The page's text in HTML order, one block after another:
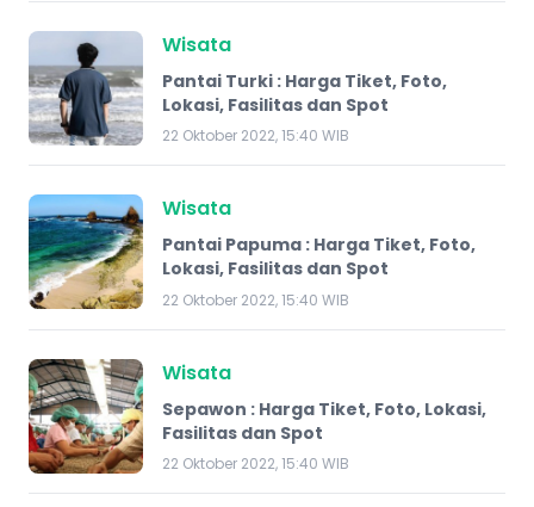
Wisata
Pantai Turki : Harga Tiket, Foto,
Lokasi, Fasilitas dan Spot
22 Oktober 2022, 15:40 WIB
Wisata
Pantai Papuma : Harga Tiket, Foto,
Lokasi, Fasilitas dan Spot
22 Oktober 2022, 15:40 WIB
Wisata
​Sepawon​ : Harga Tiket, Foto, Lokasi,
Fasilitas dan Spot
22 Oktober 2022, 15:40 WIB